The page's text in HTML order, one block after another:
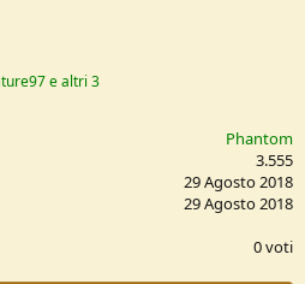
e altri 3
Phantom
3.555
29 Agosto 2018
29 Agosto 2018
,
0
0 voti